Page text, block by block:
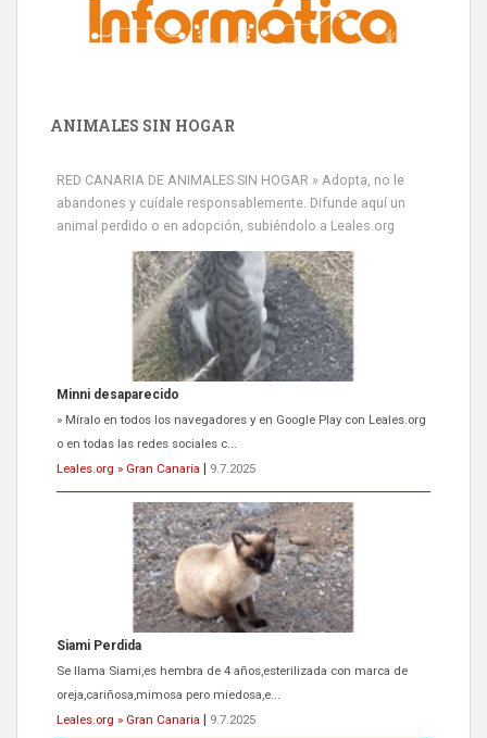
ANIMALES SIN HOGAR
RED CANARIA DE ANIMALES SIN HOGAR » Adopta, no le
abandones y cuídale responsablemente. Difunde aquí un
animal perdido o en adopción, subiéndolo a Leales.org
Siami Perdida
Se llama Siami,es hembra de 4 años,esterilizada con marca de
oreja,cariñosa,mimosa pero miedosa,e...
Leales.org » Gran Canaria
9.7.2025
ADOPCIÓN URGENTE GATA TEROR GRAN CANARIA
El ayuntamiento se va a llevar a Los Gatos callejeros de la zona los
próximos días, ella incluida...
Leales.org » Gran Canaria
9.7.2025